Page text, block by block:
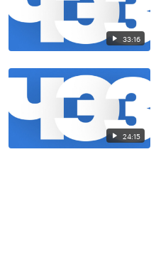
33:16
24:15